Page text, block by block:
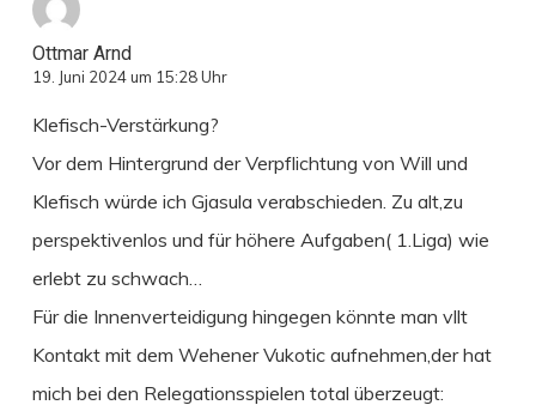
Ottmar Arnd
19. Juni 2024 um 15:28 Uhr
Klefisch-Verstärkung?
Vor dem Hintergrund der Verpflichtung von Will und
Klefisch würde ich Gjasula verabschieden. Zu alt,zu
perspektivenlos und für höhere Aufgaben( 1.Liga) wie
erlebt zu schwach…
Für die Innenverteidigung hingegen könnte man vllt
Kontakt mit dem Wehener Vukotic aufnehmen,der hat
mich bei den Relegationsspielen total überzeugt: